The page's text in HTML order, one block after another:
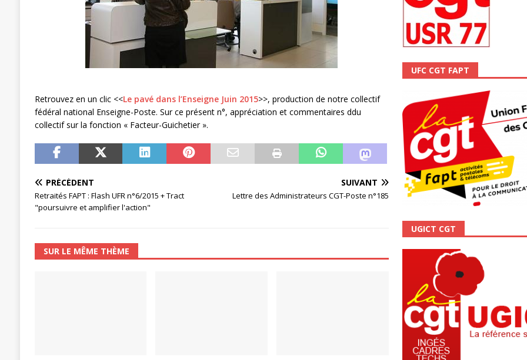
[ 3 janvier 2024 ]
Chronopost: Chronoscope n°111 – Janvier 2024
Retrouvez en un clic <<Le pavé dans l’Enseigne Juin 2015>>, production de notre collectif
fédéral national Enseigne-Poste. Sur ce présent n°, appréciation et commentaires ddu
collectif sur la fonction « Facteur-Guichetier ».
PRÉCÉDENT
Retraités FAPT : Flash UFR n°6/2015 + Tract
"poursuivre et amplifier l'action"
SUIVANT
Lettre des Administrateurs CGT-Poste n°185
SUR LE MÊME THÈME
UFC CGT FAPT
UGICT CGT